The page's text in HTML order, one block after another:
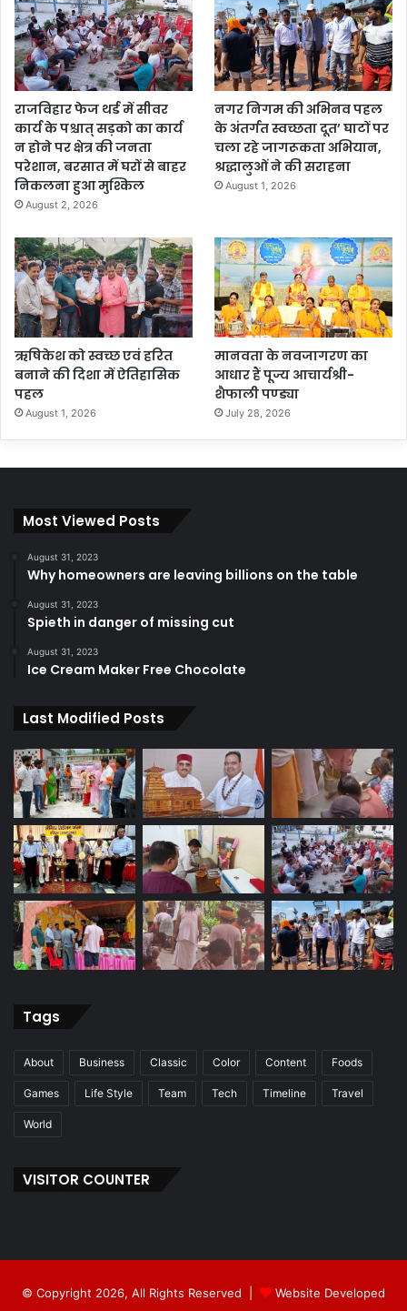
राजविहार फेज थर्ड में सीवर
कार्य के पश्चात् सड़को का कार्य
न होने पर क्षेत्र की जनता
परेशान, बरसात में घरों से बाहर
निकलना हुआ मुश्किल
August 2, 2026
नगर निगम की अभिनव पहल
के अंतर्गत स्वच्छता दूत’ घाटों पर
चला रहे जागरूकता अभियान,
श्रद्धालुओं ने की सराहना
August 1, 2026
ऋषिकेश को स्वच्छ एवं हरित
बनाने की दिशा में ऐतिहासिक
पहल
August 1, 2026
मानवता के नवजागरण का
आधार हैं पूज्य आचार्यश्री-
शैफाली पण्ड्या
July 28, 2026
Most Viewed Posts
August 31, 2023
Why homeowners are leaving billions on the table
August 31, 2023
Spieth in danger of missing cut
August 31, 2023
Ice Cream Maker Free Chocolate
Last Modified Posts
Tags
About Business Classic Color Content Foods
Games Life Style Team Tech Timeline Travel
World
VISITOR COUNTER
© Copyright 2026, All Rights Reserved | Website Developed